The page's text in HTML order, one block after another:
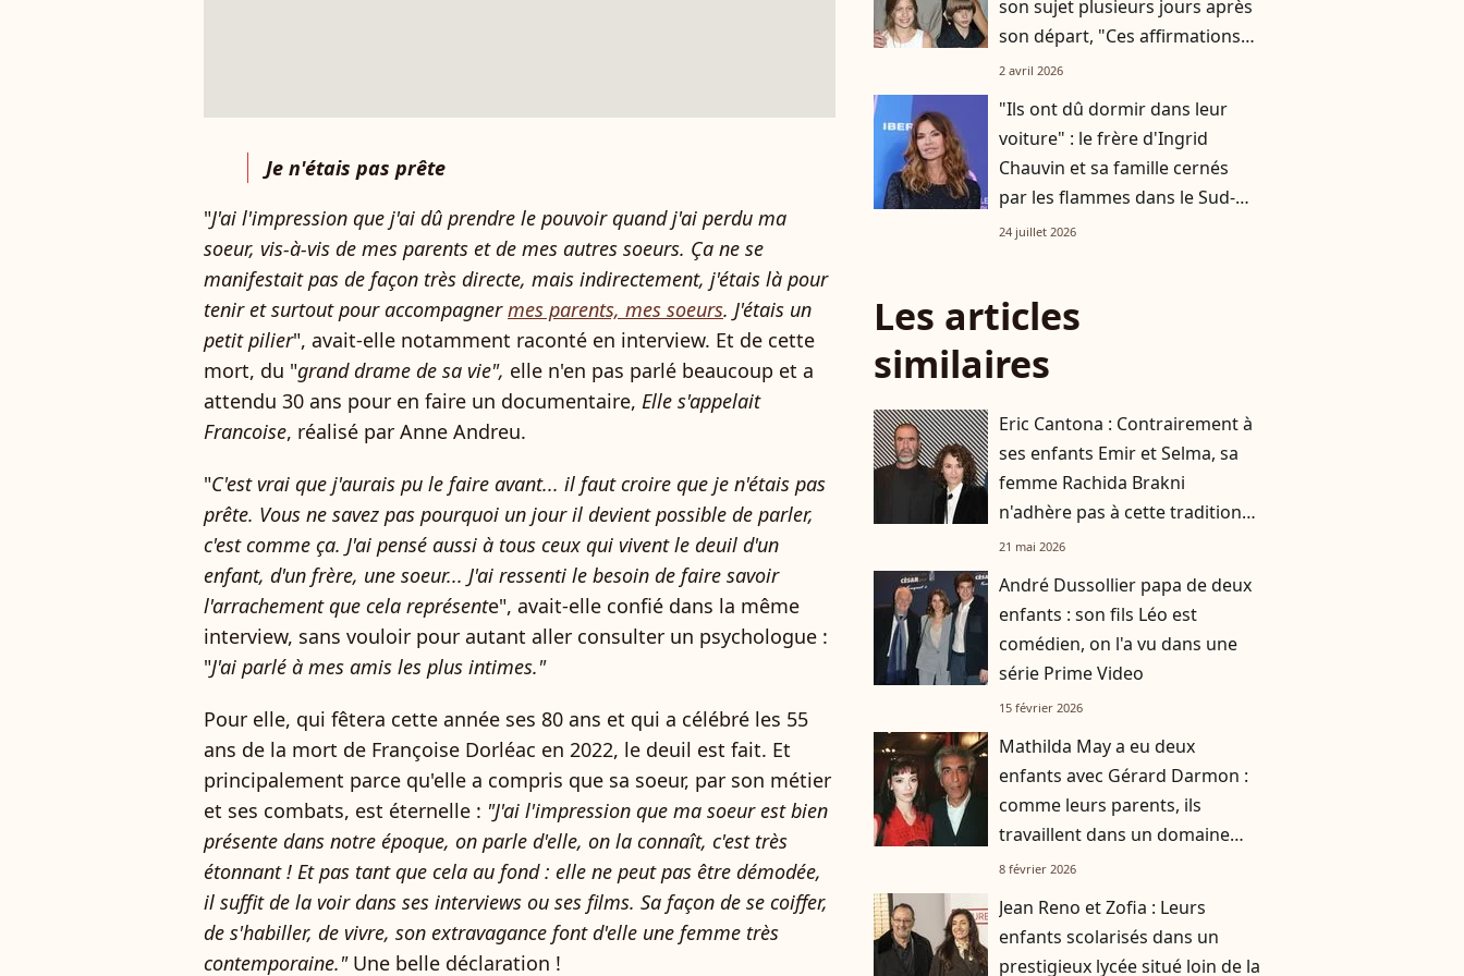
Je n'étais pas prête
"J'ai l'impression que j'ai dû prendre le pouvoir quand j'ai perdu ma
soeur, vis-à-vis de mes parents et de mes autres soeurs. Ça ne se
manifestait pas de façon très directe, mais indirectement, j'étais là pour
tenir et surtout pour accompagnermes parents, mes soeurs. J'étais un
petit pilier", avait-elle notamment raconté en interview. Et de cette
mort, du "grand drame de sa vie", elle n'en pas parlé beaucoup et a
attendu 30 ans pour en faire un documentaire, Elle s'appelait
Francoise, réalisé par Anne Andreu.
"C'est vrai que j'aurais pu le faire avant... il faut croire que je n'étais pas
prête. Vous ne savez pas pourquoi un jour il devient possible de parler,
c'est comme ça. J'ai pensé aussi à tous ceux qui vivent le deuil d'un
enfant, d'un frère, une soeur... J'ai ressenti le besoin de faire savoir
l'arrachement que cela représente", avait-elle confié dans la même
interview, sans vouloir pour autant aller consulter un psychologue :
"J'ai parlé à mes amis les plus intimes."
Pour elle, qui fêtera cette année ses 80 ans et qui a célébré les 55
ans de la mort de Françoise Dorléac en 2022, le deuil est fait. Et
principalement parce qu'elle a compris que sa soeur, par son métier
et ses combats, est éternelle : "J'ai l'impression que ma soeur est bien
présente dans notre époque, on parle d'elle, on la connaît, c'est très
étonnant ! Et pas tant que cela au fond : elle ne peut pas être démodée,
il suffit de la voir dans ses interviews ou ses films. Sa façon de se coiffer,
de s'habiller, de vivre, son extravagance font d'elle une femme très
contemporaine."Une belle déclaration !
son sujet plusieurs jours après
son départ, "Ces affirmations
sont fausses"
2 avril 2026
"Ils ont dû dormir dans leur
voiture" : le frère d'Ingrid
Chauvin et sa famille cernés
par les flammes dans le Sud-
Ouest
24 juillet 2026
Les articles
similaires
Eric Cantona : Contrairement à
ses enfants Emir et Selma, sa
femme Rachida Brakni
n'adhère pas à cette tradition
familiale, "je tente de lui faire
21 mai 2026
André Dussollier papa de deux
enfants : son fils Léo est
comédien, on l'a vu dans une
série Prime Video
15 février 2026
Mathilda May a eu deux
enfants avec Gérard Darmon :
comme leurs parents, ils
travaillent dans un domaine
artistique
8 février 2026
Jean Reno et Zofia : Leurs
enfants scolarisés dans un
prestigieux lycée situé loin de la